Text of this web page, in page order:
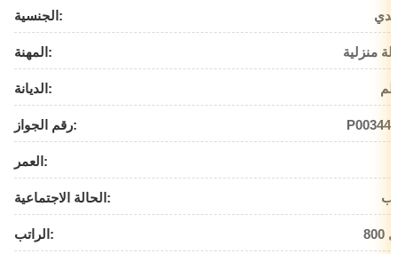
الجنسية:
المهنة: منزلية
الديانة:
رقم الجواز:
العمر:
الحالة الاجتماعية:
الراتب: